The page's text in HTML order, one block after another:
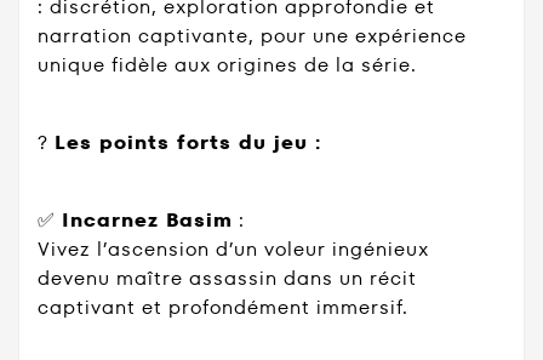
: discrétion, exploration approfondie et
narration captivante, pour une expérience
unique fidèle aux origines de la série.
? Les points forts du jeu :
✅ Incarnez Basim :
Vivez l’ascension d’un voleur ingénieux
devenu maître assassin dans un récit
captivant et profondément immersif.